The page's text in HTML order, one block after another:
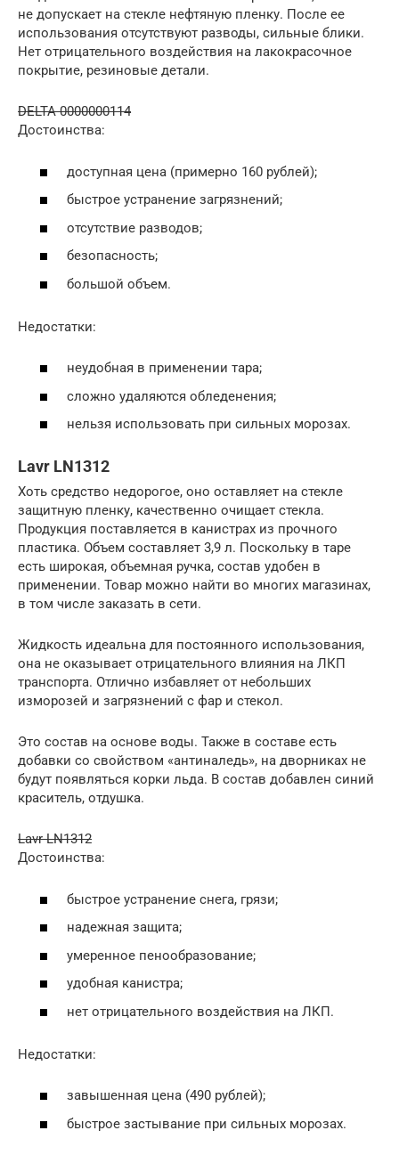
не допускает на стекле нефтяную пленку. После ее
использования отсутствуют разводы, сильные блики.
Нет отрицательного воздействия на лакокрасочное
покрытие, резиновые детали.
DELTA 0000000114
Достоинства:
доступная цена (примерно 160 рублей);
быстрое устранение загрязнений;
отсутствие разводов;
безопасность;
большой объем.
Недостатки:
неудобная в применении тара;
сложно удаляются обледенения;
нельзя использовать при сильных морозах.
Lavr LN1312
Хоть средство недорогое, оно оставляет на стекле
защитную пленку, качественно очищает стекла.
Продукция поставляется в канистрах из прочного
пластика. Объем составляет 3,9 л. Поскольку в таре
есть широкая, объемная ручка, состав удобен в
применении. Товар можно найти во многих магазинах,
в том числе заказать в сети.
Жидкость идеальна для постоянного использования,
она не оказывает отрицательного влияния на ЛКП
транспорта. Отлично избавляет от небольших
изморозей и загрязнений с фар и стекол.
Это состав на основе воды. Также в составе есть
добавки со свойством «антиналедь», на дворниках не
будут появляться корки льда. В состав добавлен синий
краситель, отдушка.
Lavr LN1312
Достоинства:
быстрое устранение снега, грязи;
надежная защита;
умеренное пенообразование;
удобная канистра;
нет отрицательного воздействия на ЛКП.
Недостатки:
завышенная цена (490 рублей);
быстрое застывание при сильных морозах.